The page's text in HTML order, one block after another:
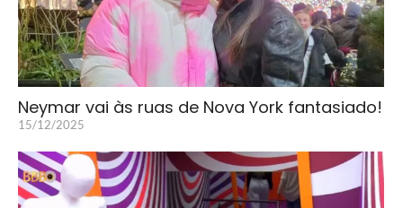
Neymar vai às ruas de Nova York fantasiado!
15/12/2025